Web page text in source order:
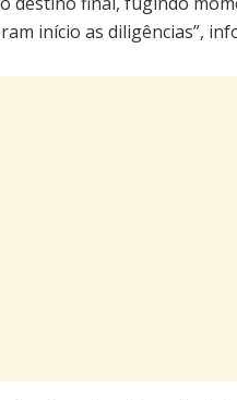
início as diligências”,